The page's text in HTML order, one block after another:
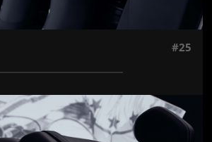
#25
Jön még kép!